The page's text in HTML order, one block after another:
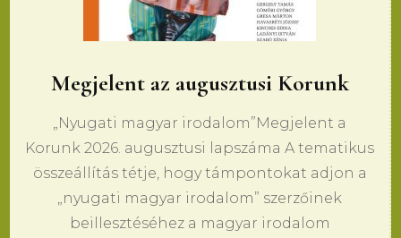
Megjelent az augusztusi Korunk
„Nyugati magyar irodalom”Megjelent a
Korunk 2026. augusztusi lapszáma A tematikus
összeállítás tétje, hogy támpontokat adjon a
„nyugati magyar irodalom” szerzőinek
beillesztéséhez a magyar irodalom